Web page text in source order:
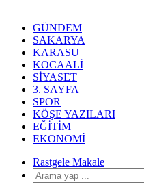
GÜNDEM
SAKARYA
KARASU
KOCAALI
SIYASET
3. SAYFA
SPOR
KÖŞE YAZILARI
EĞITIM
EKONOMI
Rastgele Makale